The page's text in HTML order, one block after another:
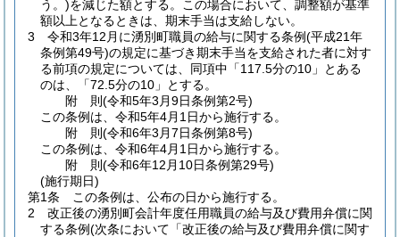
う。)を減じた額とする。
この場合において、調整額が基準
額以上となるときは、期末手当は支給しない。
3
令和3年12月に湧別町職員の給与に関する条例(平成21年
条例第49号)の規定に基づき期末手当を支給された者に対す
る前項の規定については、同項中「117.5分の10」とある
のは、「72.5分の10」とする。
附 則(令和5年3月9日条例第2号)
この条例は、令和5年4月1日から施行する。
附 則(令和6年3月7日条例第8号)
この条例は、令和6年4月1日から施行する。
附 則(令和6年12月10日条例第29号)
(施行期日)
第1条
この条例は、公布の日から施行する。
2
改正後の湧別町会計年度任用職員の給与及び費用弁償に関
する条例(次条において「改正後の給与及び費用弁償に関す